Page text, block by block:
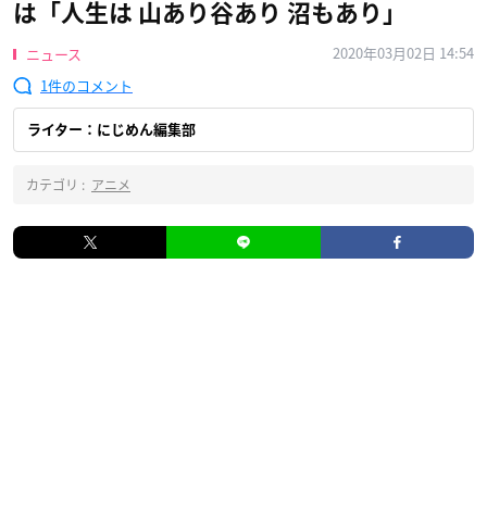
は「人生は 山あり谷あり 沼もあり」
ニュース
2020年03月02日 14:54
1
ライター：にじめん編集部
カテゴリ : アニメ